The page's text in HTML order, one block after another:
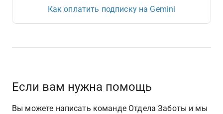
Как оплатить подписку на Gemini
Если вам нужна помощь
Вы можете написать команде Отдела Заботы и мы